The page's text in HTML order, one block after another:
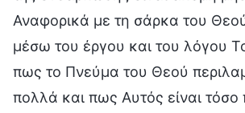
Αναφορικά με τη σάρκα του
μέσω του έργου και του λόγου
πως το Πνεύμα του Θεού
πολλά και πως Αυτός είναι τόσο